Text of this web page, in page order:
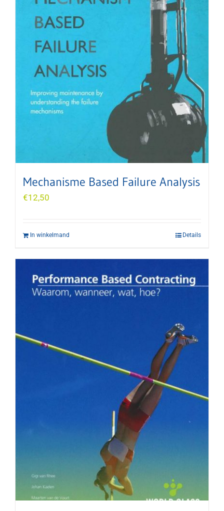
Mechanisme Based Failure Analysis
€12,50
In winkelmand Details